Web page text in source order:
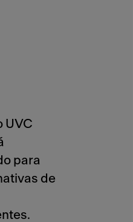
UVC
para
de